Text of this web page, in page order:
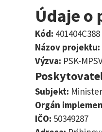
Údaje o
Kód: 401404C388
Názov projektu:
Výzva: PSK-
Subjekt:
Orgán
IČO: 50349287